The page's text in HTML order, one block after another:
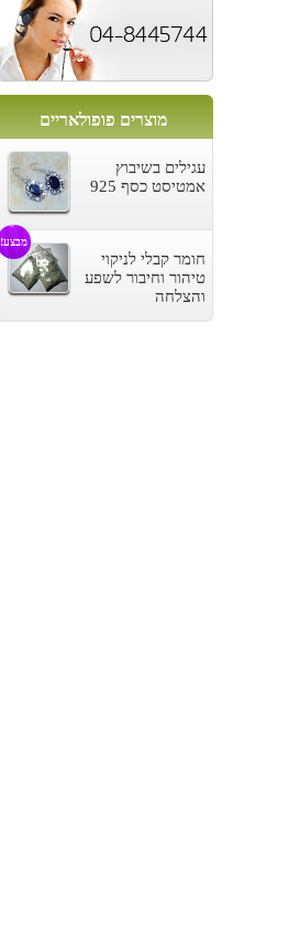
מוצרים פופולאריים
עגילים בשיבוץ
אמטיסט כסף 925
חומר קבלי לניקוי
טיהור וחיבור לשפע
והצלחה
מבצע!